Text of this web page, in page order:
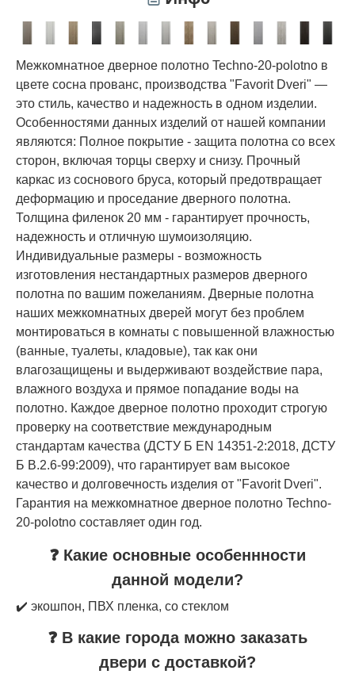
Межкомнатное дверное полотно Techno-20-polotno в
цвете сосна прованс, производства "Favorit Dveri" —
это стиль, качество и надежность в одном изделии.
Особенностями данных изделий от нашей компании
являются: Полное покрытие - защита полотна со всех
сторон, включая торцы сверху и снизу. Прочный
каркас из соснового бруса, который предотвращает
деформацию и проседание дверного полотна.
Толщина филенок 20 мм - гарантирует прочность,
надежность и отличную шумоизоляцию.
Индивидуальные размеры - возможность
изготовления нестандартных размеров дверного
полотна по вашим пожеланиям. Дверные полотна
наших межкомнатных дверей могут без проблем
монтироваться в комнаты с повышенной влажностью
(ванные, туалеты, кладовые), так как они
влагозащищены и выдерживают воздействие пара,
влажного воздуха и прямое попадание воды на
полотно. Каждое дверное полотно проходит строгую
проверку на соответствие международным
стандартам качества (ДСТУ Б EN 14351-2:2018, ДСТУ
Б В.2.6-99:2009), что гарантирует вам высокое
качество и долговечность изделия от "Favorit Dveri".
Гарантия на межкомнатное дверное полотно Techno-
20-polotno составляет один год.
❓ Какие основные особеннности
данной модели?
✔️ экошпон, ПВХ пленка, со стеклом
❓ В какие города можно заказать
двери с доставкой?